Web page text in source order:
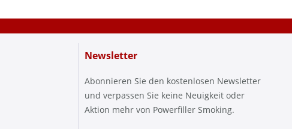
Newsletter
Abonnieren Sie den kostenlosen Newsletter
und verpassen Sie keine Neuigkeit oder
Aktion mehr von Powerfiller Smoking.